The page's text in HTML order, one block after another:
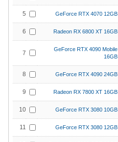
5 GeForce RTX 4070 12GB
6 Radeon RX 6800 XT 16GB
7
GeForce RTX 4090 Mobile
16GB
8 GeForce RTX 4090 24GB
9 Radeon RX 7800 XT 16GB
10 GeForce RTX 3080 10GB
11 GeForce RTX 3080 12GB